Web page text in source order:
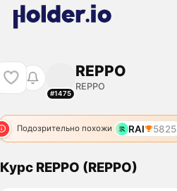
#1475
REPPO
REPPO
Подозрительно похожи RAI 5825
Курс REPPO (REPPO)